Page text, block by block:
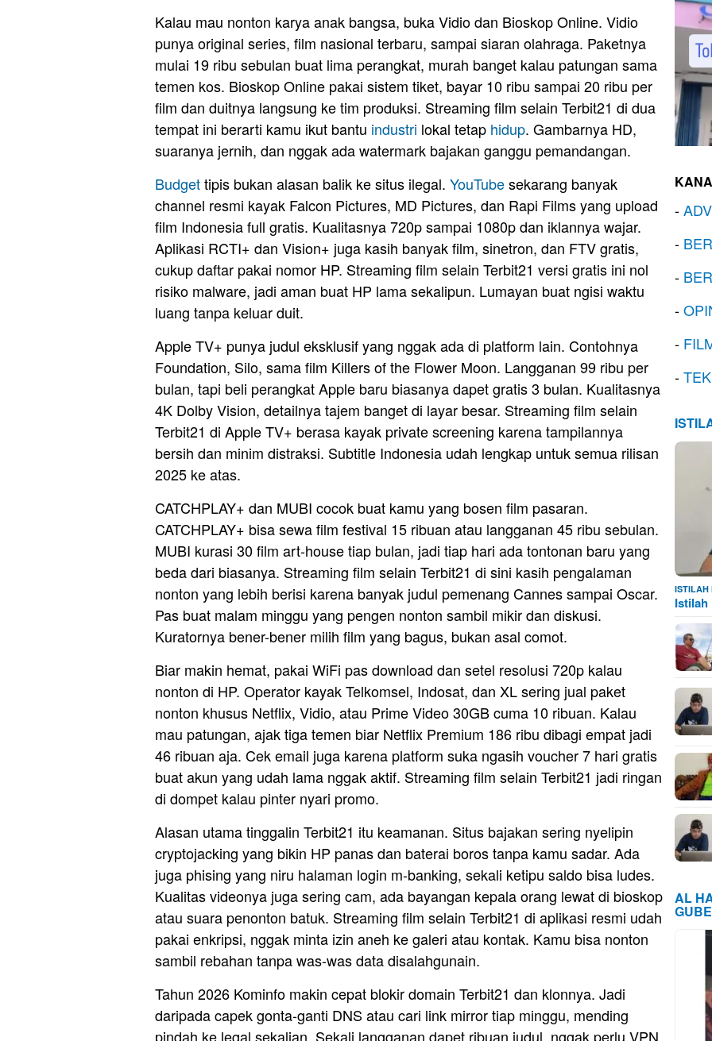
Kalau mau nonton karya anak bangsa, buka Vidio dan Bioskop Online. Vidio
punya original series, film nasional terbaru, sampai siaran olahraga. Paketnya
mulai 19 ribu sebulan buat lima perangkat, murah banget kalau patungan sama
temen kos. Bioskop Online pakai sistem tiket, bayar 10 ribu sampai 20 ribu per
film dan duitnya langsung ke tim produksi. Streaming film selain Terbit21 di dua
tempat ini berarti kamu ikut bantu industri lokal tetap hidup. Gambarnya HD,
suaranya jernih, dan nggak ada watermark bajakan ganggu pemandangan.
Budgettipis bukan alasan balik ke situs ilegal. YouTubesekarang banyak
channel resmi kayak Falcon Pictures, MD Pictures, dan Rapi Films yang upload
film Indonesia full gratis. Kualitasnya 720p sampai 1080p dan iklannya wajar.
Aplikasi RCTI+ dan Vision+ juga kasih banyak film, sinetron, dan FTV gratis,
cukup daftar pakai nomor HP. Streaming film selain Terbit21 versi gratis ini nol
risiko malware, jadi aman buat HP lama sekalipun. Lumayan buat ngisi waktu
luang tanpa keluar duit.
Apple TV+ punya judul eksklusif yang nggak ada di platform lain. Contohnya
Foundation, Silo, sama film Killers of the Flower Moon. Langganan 99 ribu per
bulan, tapi beli perangkat Apple baru biasanya dapet gratis 3 bulan. Kualitasnya
4K Dolby Vision, detailnya tajem banget di layar besar. Streaming film selain
Terbit21 di Apple TV+ berasa kayak private screening karena tampilannya
bersih dan minim distraksi. Subtitle Indonesia udah lengkap untuk semua rilisan
2025 ke atas.
CATCHPLAY+ dan MUBI cocok buat kamu yang bosen film pasaran.
CATCHPLAY+ bisa sewa film festival 15 ribuan atau langganan 45 ribu sebulan.
MUBI kurasi 30 film art-house tiap bulan, jadi tiap hari ada tontonan baru yang
beda dari biasanya. Streaming film selain Terbit21 di sini kasih pengalaman
nonton yang lebih berisi karena banyak judul pemenang Cannes sampai Oscar.
Pas buat malam minggu yang pengen nonton sambil mikir dan diskusi.
Kuratornya bener-bener milih film yang bagus, bukan asal comot.
Biar makin hemat, pakai WiFi pas download dan setel resolusi 720p kalau
nonton di HP. Operator kayak Telkomsel, Indosat, dan XL sering jual paket
nonton khusus Netflix, Vidio, atau Prime Video 30GB cuma 10 ribuan. Kalau
mau patungan, ajak tiga temen biar Netflix Premium 186 ribu dibagi empat jadi
46 ribuan aja. Cek email juga karena platform suka ngasih voucher 7 hari gratis
buat akun yang udah lama nggak aktif. Streaming film selain Terbit21 jadi ringan
di dompet kalau pinter nyari promo.
Alasan utama tinggalin Terbit21 itu keamanan. Situs bajakan sering nyelipin
cryptojacking yang bikin HP panas dan baterai boros tanpa kamu sadar. Ada
juga phising yang niru halaman login m-banking, sekali ketipu saldo bisa ludes.
Kualitas videonya juga sering cam, ada bayangan kepala orang lewat di bioskop
atau suara penonton batuk. Streaming film selain Terbit21 di aplikasi resmi udah
pakai enkripsi, nggak minta izin aneh ke galeri atau kontak. Kamu bisa nonton
sambil rebahan tanpa was-was data disalahgunain.
Tahun 2026 Kominfo makin cepat blokir domain Terbit21 dan klonnya. Jadi
daripada capek gonta-ganti DNS atau cari link mirror tiap minggu, mending
pindah ke legal sekalian. Sekali langganan dapet ribuan judul, nggak perlu VPN,
-
-
-
-
-
-
ISTILAH
Istilah
AL